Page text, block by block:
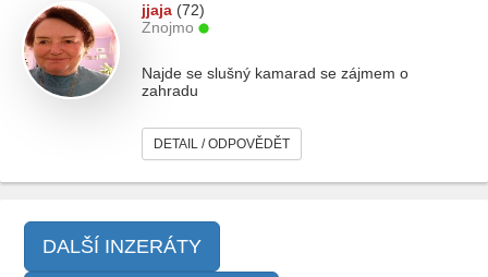
jjaja (72)
Znojmo
Najde se slušný kamarad se zájmem o
zahradu
DETAIL / ODPOVĚDĚT
DALŠÍ INZERÁTY